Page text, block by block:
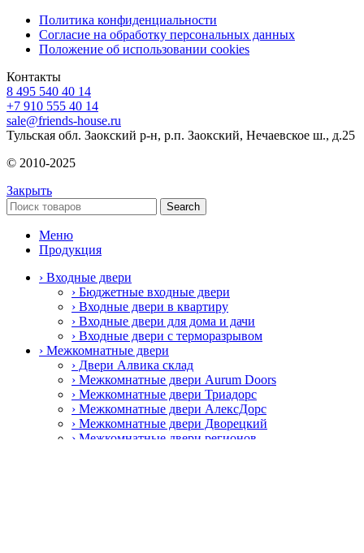
Политика конфиденциальности
Согласие на обработку персональных данных
Положение об использовании cookies
Контакты
8 495 540 40 14
+7 910 555 40 14
sale@friends-house.ru
Тульская обл. Заокский р-н, р.п. Заокский, Нечаевское ш., д.25
© 2010-2025
Закрыть
Search
Меню
Продукция
› Входные двери
› Бюджетные входные двери
› Входные двери в квартиру
› Входные двери для дома и дачи
› Входные двери с терморазрывом
› Межкомнатные двери
› Двери Алвика склад
› Межкомнатные двери Aurum Doors
› Межкомнатные двери Триадорс
› Межкомнатные двери АлексДорс
› Межкомнатные двери Дворецкий
› Межкомнатные двери регионов